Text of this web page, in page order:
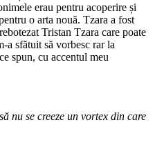
erau pentru acoperire și
o arta nouă. Tzara a fost
Tristan Tzara care poate
a sfătuit să vorbesc rar la
spun, cu accentul meu
nu se creeze un vortex din care